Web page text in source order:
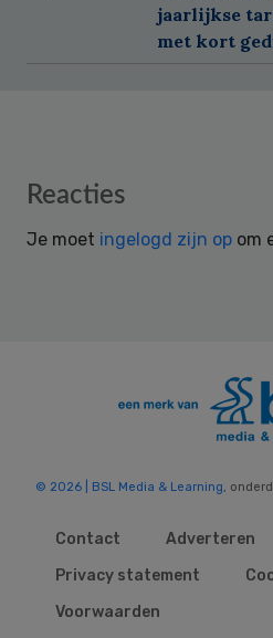
jaarlijkse
met kort
Reader
Reacties
Je moet ingelogd zijn op om
© 2026 | BSL Media & Learning,
Contact
Adverteren
Privacy statement
Voorwaarden